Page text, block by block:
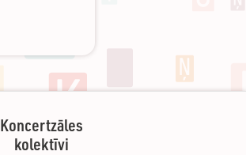
Koncertzāles
kolektīvi